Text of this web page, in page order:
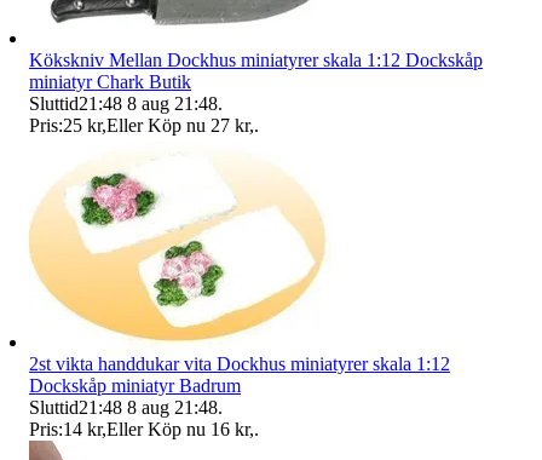
Kökskniv Mellan Dockhus miniatyrer skala 1:12 Dockskåp
miniatyr Chark Butik
Sluttid21:48 8 aug 21:48.
Pris:25 kr,Eller Köp nu 27 kr,.
2st vikta handdukar vita Dockhus miniatyrer skala 1:12
Dockskåp miniatyr Badrum
Sluttid21:48 8 aug 21:48.
Pris:14 kr,Eller Köp nu 16 kr,.